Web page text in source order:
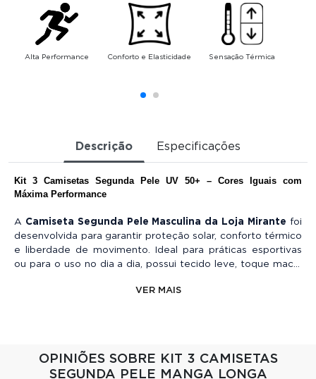
Alta Performance Conforto e Elasticidade Sensação Térmica
Descrição Especificações
Kit 3 Camisetas Segunda Pele UV 50+ – Cores Iguais com
Máxima Performance
A Camiseta Segunda Pele Masculina da Loja Mirante foi
desenvolvida para garantir proteção solar, conforto térmico
e liberdade de movimento. Ideal para práticas esportivas
ou para o uso no dia a dia, possui tecido leve, toque macio
raios UV-A e UV-B sem perder a eficácia após as lavagens.
absorção do suor, promove evaporação rápida e dispensa o
uso de amaciante e ferro de passar.
VER MAIS
OPINIÕES SOBRE KIT 3 CAMISETAS
SEGUNDA PELE MANGA LONGA